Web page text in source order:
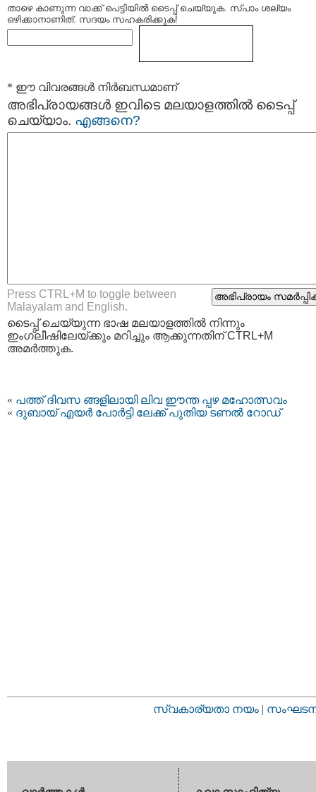
താഴെ കാണുന്ന വാക്ക് പെട്ടിയില്‍ ടൈപ്പ്‌ ചെയ്യുക. സ്പാം ശല്യം
ഒഴിക്കാനാണിത്. സദയം സഹകരിക്കുക!
* ഈ വിവരങ്ങള്‍ നിര്‍ബന്ധമാണ്
അഭിപ്രായങ്ങള്‍ ഇവിടെ മലയാളത്തില്‍ ടൈപ്പ്
ചെയ്യാം. എങ്ങനെ?
Press CTRL+M to toggle between
Malayalam and English.
ടൈപ്പ്‌ ചെയ്യുന്ന ഭാഷ മലയാളത്തില്‍ നിന്നും
ഇംഗ്ലീഷിലേയ്ക്കും മറിച്ചും ആക്കുന്നതിന് CTRL+M
അമര്‍ത്തുക.
« പത്ത് ദിവസ ങ്ങളിലായി ലിവ ഈന്ത പ്പഴ മഹോത്സവം
« ദുബായ് എയർ പോർട്ടി ലേക്ക് പുതിയ ടണൽ റോഡ്
സ്വകാര്യതാ നയം |